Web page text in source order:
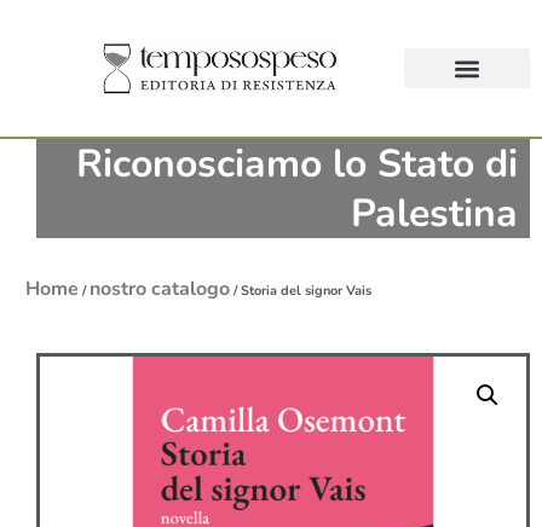
Riconosciamo lo Stato di
Palestina
Home / nostro catalogo / Storia del signor Vais